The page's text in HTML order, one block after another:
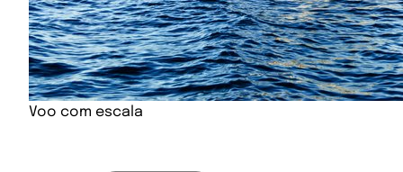
Voo com escala